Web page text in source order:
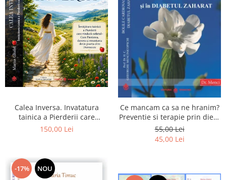
Calea Inversa. Invatatura
tainica a Pierderii care
vindeca sufletul - Cum
150,00 Lei
Ce mancam ca sa ne hranim?
Preventie si terapie prin dieta
in bolile cardiovasculare si in
diabetul zaharat
55,00 Lei
45,00 Lei
-17% NOU